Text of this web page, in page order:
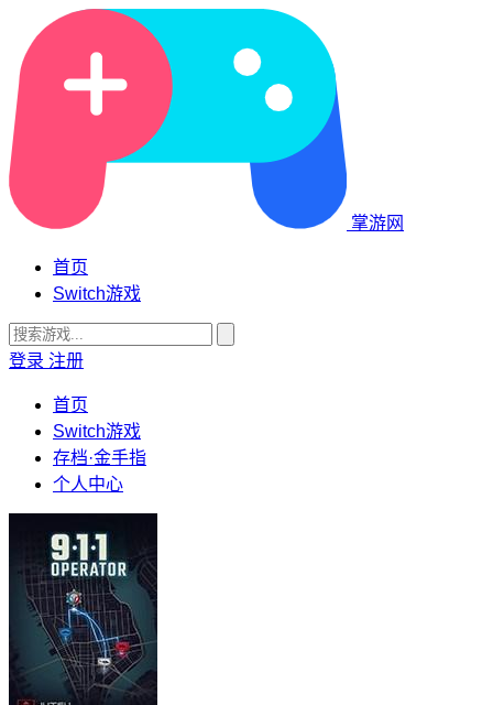
掌游网
首页
Switch游戏
登录 注册
首页
Switch游戏
存档·金手指
个人中心